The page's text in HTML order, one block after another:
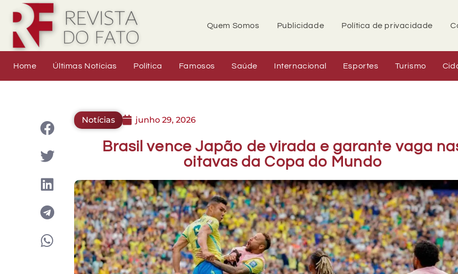
Quem Somos Publicidade Política de privacidade
Home Últimas Notícias Política Famosos Saúde Internacional Esportes Turismo
Notícias junho 29, 2026
Brasil vence Japão de virada e garante vaga
oitavas da Copa do Mundo